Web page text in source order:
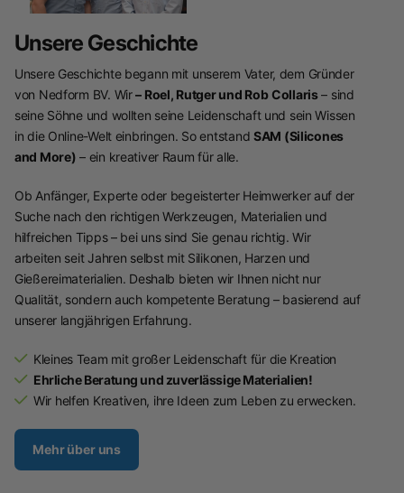
Unsere Geschichte
Unsere Geschichte begann mit unserem Vater, dem Gründer
von Nedform BV. Wir– Roel, Rutger und Rob Collaris– sind
seine Söhne und wollten seine Leidenschaft und sein Wissen
in die Online-Welt einbringen. So entstand SAM (Silicones
and More) – ein kreativer Raum für alle.
Ob Anfänger, Experte oder begeisterter Heimwerker auf der
Suche nach den richtigen Werkzeugen, Materialien und
hilfreichen Tipps – bei uns sind Sie genau richtig. Wir
arbeiten seit Jahren selbst mit Silikonen, Harzen und
Gießereimaterialien. Deshalb bieten wir Ihnen nicht nur
Qualität, sondern auch kompetente Beratung – basierend auf
unserer langjährigen Erfahrung.
Kleines Team mit großer Leidenschaft für die Kreation
Ehrliche Beratung und zuverlässige Materialien!
Wir helfen Kreativen, ihre Ideen zum Leben zu erwecken.
Mehr über uns